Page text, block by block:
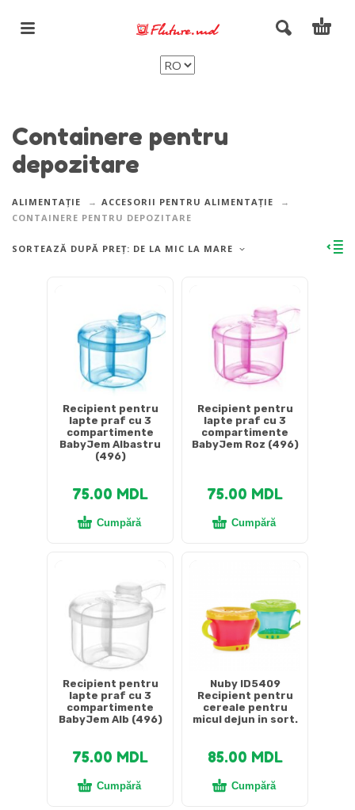
Containere pentru
depozitare
ALIMENTAȚIE
ACCESORII PENTRU ALIMENTAȚIE
CONTAINERE PENTRU DEPOZITARE
SORTEAZĂ DUPĂ PREȚ: DE LA MIC LA MARE
Recipient pentru
lapte praf cu 3
compartimente
BabyJem Albastru
(496)
75.00 MDL
Cumpără
Recipient pentru
lapte praf cu 3
compartimente
BabyJem Roz (496)
75.00 MDL
Cumpără
Recipient pentru
lapte praf cu 3
compartimente
BabyJem Alb (496)
75.00 MDL
Cumpără
Nuby ID5409
Recipient pentru
cereale pentru
micul dejun in sort.
85.00 MDL
Cumpără